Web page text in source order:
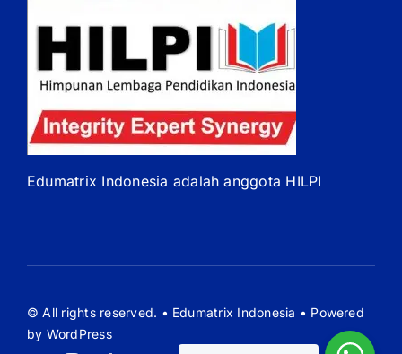
Edumatrix Indonesia adalah anggota HILPI
© All rights reserved. • Edumatrix Indonesia • Powered
by WordPress